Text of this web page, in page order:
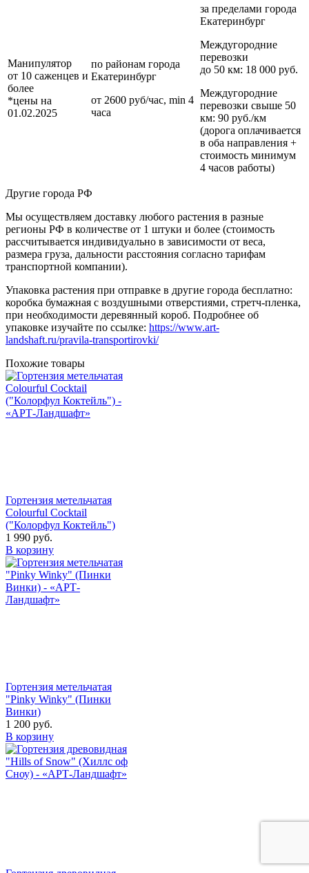
Манипулятор
от 10 саженцев и
более
*цены на
01.02.2025
по районам города
Екатеринбург
от 2600 руб/час, min 4
часа
за пределами города
Екатеринбург
Междугородние
перевозки
до 50 км: 18 000 руб.
Междугородние
перевозки свыше 50
км: 90 руб./км
(дорога оплачивается
в оба направления +
стоимость минимум
4 часов работы)
Другие города РФ
Мы осуществляем доставку любого растения в разные
регионы РФ в количестве от 1 штуки и более (стоимость
рассчитывается индивидуально в зависимости от веса,
размера груза, дальности расстояния согласно тарифам
транспортной компании).
Упаковка растения при отправке в другие города бесплатно:
коробка бумажная с воздушными отверстиями, стретч-пленка,
при необходимости деревянный короб. Подробнее об
упаковке изучайте по ссылке: https://www.art-
landshaft.ru/pravila-transportirovki/
Похожие товары
Гортензия метельчатая
Colourful Cocktail
("Колорфул Коктейль")
1 990 руб.
В корзину
Гортензия метельчатая
"Pinky Winky" (Пинки
Винки)
1 200 руб.
В корзину